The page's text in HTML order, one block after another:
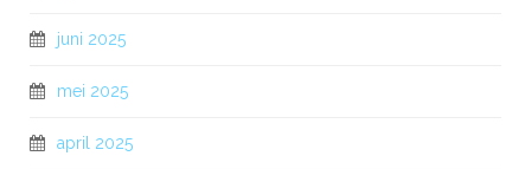
juni 2025
mei 2025
april 2025